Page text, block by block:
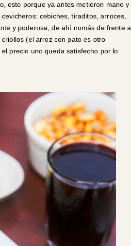
esto porque ya antes metieron mano y
cebiches, tiraditos, arroces,
y poderosa, de ahí nomás de frente a
(el arroz con pato es otro
precio uno queda satisfecho por lo